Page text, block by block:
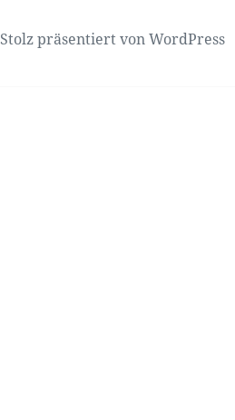
Stolz präsentiert von WordPress